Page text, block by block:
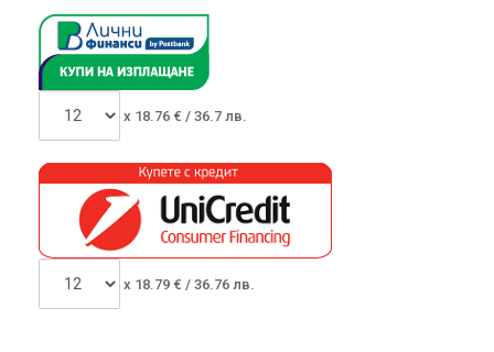
x 18.76 € / 36.7 лв.
x 18.79 € / 36.76 лв.